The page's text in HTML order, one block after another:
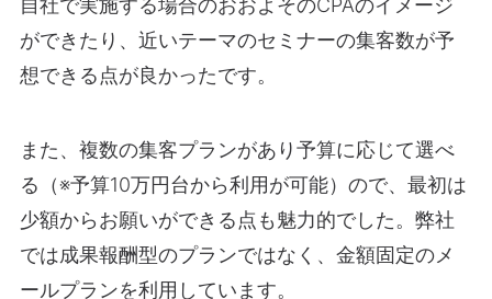
自社で実施する場合のおおよそのCPAのイメージ
ができたり、近いテーマのセミナーの集客数が予
想できる点が良かったです。
また、複数の集客プランがあり予算に応じて選べ
る（※予算10万円台から利用が可能）ので、最初は
少額からお願いができる点も魅力的でした。弊社
では成果報酬型のプランではなく、金額固定のメ
ールプランを利用しています。